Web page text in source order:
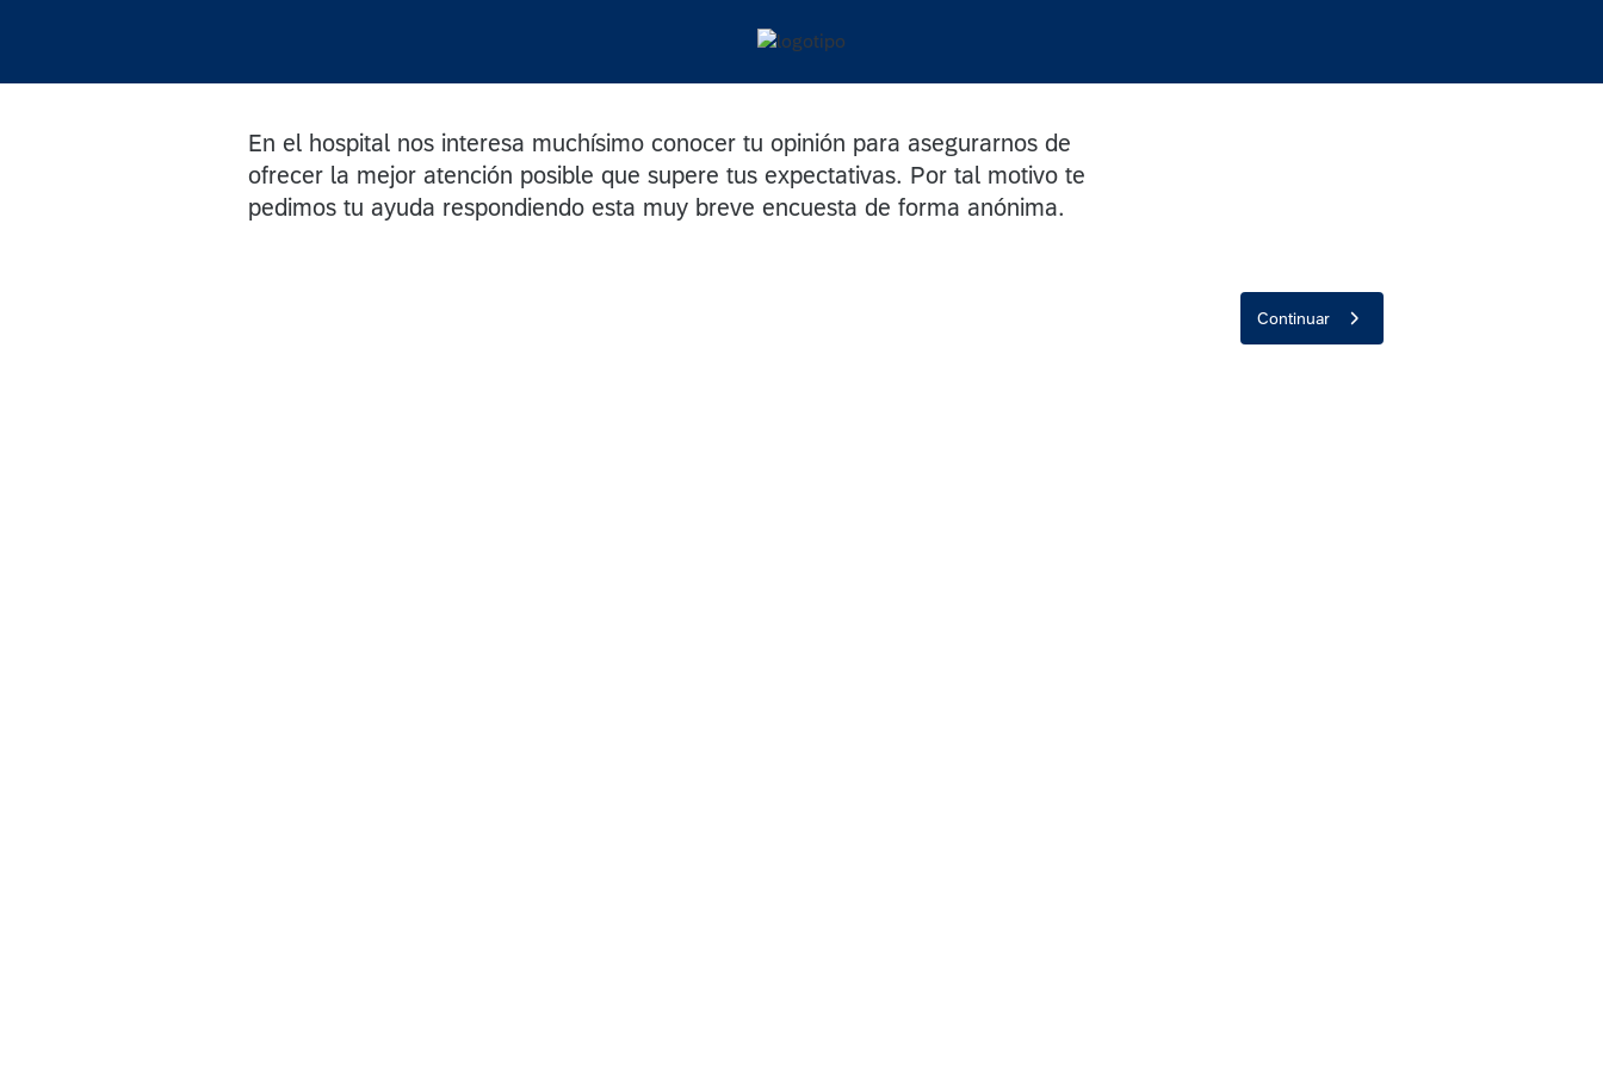
En el hospital nos interesa muchísimo conocer tu opinión para asegurarnos de
ofrecer la mejor atención posible que supere tus expectativas. Por tal motivo te
pedimos tu ayuda respondiendo esta muy breve encuesta de forma anónima.
Continuar